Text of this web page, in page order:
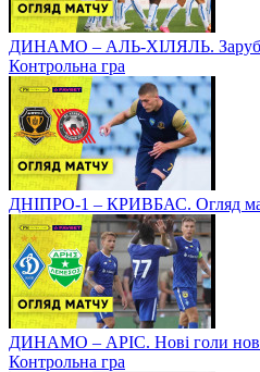
ДИНАМО – АЛЬ-ХІЛЯЛЬ. Заруба
Контрольна гра
ДНІПРО-1 – КРИВБАС. Огляд
ДИНАМО – АРІС. Нові голи
Контрольна гра